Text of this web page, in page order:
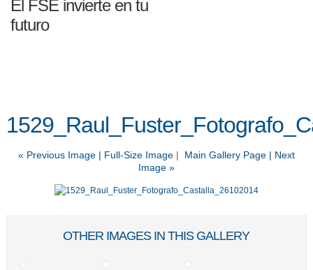
« Previous Image | Full-Size Image| Main Gallery Page | Next
Image »
OTHER IMAGES IN THIS GALLERY